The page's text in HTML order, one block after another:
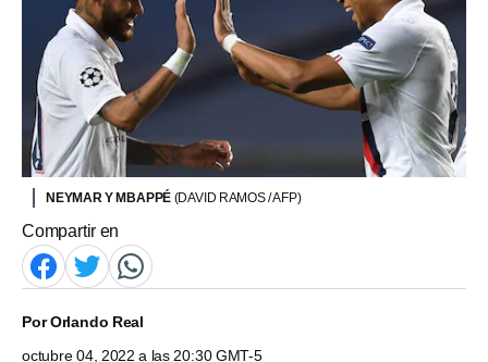
NEYMAR Y MBAPPÉ (DAVID RAMOS / AFP)
Compartir en
PorOrlando Real
octubre 04, 2022 a las 20:30 GMT-5